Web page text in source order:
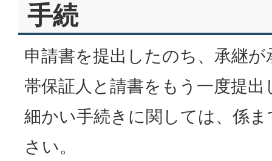
手続
申請書を提出したのち、承継
帯保証人と請書をもう一度提
細かい手続きに関しては、係
さい。